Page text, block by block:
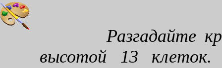
Разгадайте
высотой 13 клеток.